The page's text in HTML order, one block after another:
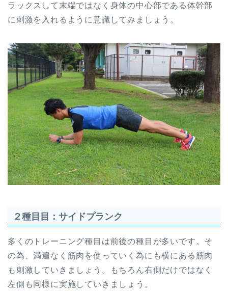
ラックスして末端ではなく身体の中心部である体幹部
に刺激を入れるように意識してみましょう。
２種目目：サイドプランク
多くのトレーニング種目は前後の種目が多いです。そ
の為、満遍なく筋肉を使っていく為にも横にある筋肉
も刺激していきましょう。もちろん右側だけではなく
左側も同様に実施していきましょう。